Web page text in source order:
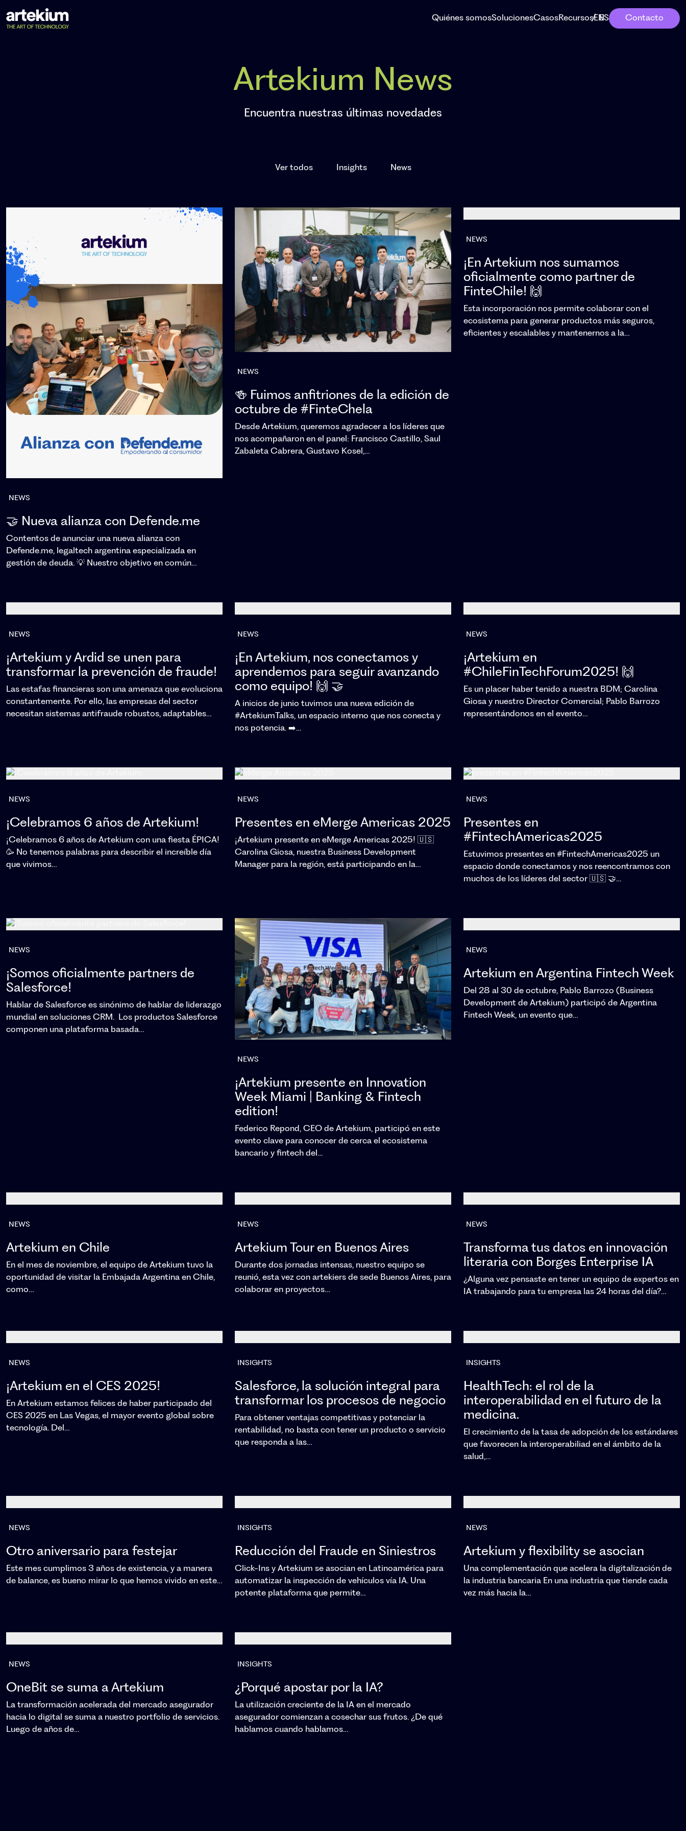
Quiénes somosSolucionesCasosRecursosENES Contacto
Artekium News
Encuentra nuestras últimas novedades
Ver todos Insights News
NEWS
🤝 Nueva alianza con Defende.me
Contentos de anunciar una nueva alianza con
Defende.me, legaltech argentina especializada en
gestión de deuda. 💡 Nuestro objetivo en común…
NEWS
🍻 Fuimos anfitriones de la edición de
octubre de #FinteChela
Desde Artekium, queremos agradecer a los líderes que
nos acompañaron en el panel: Francisco Castillo, Saul
Zabaleta Cabrera, Gustavo Kosel,…
NEWS
¡En Artekium nos sumamos
oficialmente como partner de
FinteChile! 🙌
Esta incorporación nos permite colaborar con el
ecosistema para generar productos más seguros,
eficientes y escalables y mantenernos a la…
NEWS
¡Artekium y Ardid se unen para
transformar la prevención de fraude!
Las estafas financieras son una amenaza que evoluciona
constantemente. Por ello, las empresas del sector
necesitan sistemas antifraude robustos, adaptables…
NEWS
¡En Artekium, nos conectamos y
aprendemos para seguir avanzando
como equipo! 🙌 🤝
A inicios de junio tuvimos una nueva edición de
#ArtekiumTalks, un espacio interno que nos conecta y
nos potencia. ➡️…
NEWS
¡Artekium en
#ChileFinTechForum2025! 🙌
Es un placer haber tenido a nuestra BDM; Carolina
Giosa y nuestro Director Comercial; Pablo Barrozo
representándonos en el evento…
NEWS
¡Celebramos 6 años de Artekium!
¡Celebramos 6 años de Artekium con una fiesta ÉPICA!
🥳 No tenemos palabras para describir el increíble día
que vivimos…
NEWS
Presentes en eMerge Americas 2025
¡Artekium presente en eMerge Americas 2025! 🇺🇸
Carolina Giosa, nuestra Business Development
Manager para la región, está participando en la…
NEWS
Presentes en
#FintechAmericas2025
Estuvimos presentes en #FintechAmericas2025 un
espacio donde conectamos y nos reencontramos con
muchos de los líderes del sector 🇺🇸 🤝…
NEWS
¡Somos oficialmente partners de
Salesforce!
Hablar de Salesforce es sinónimo de hablar de liderazgo
mundial en soluciones CRM. Los productos Salesforce
componen una plataforma basada…
NEWS
¡Artekium presente en Innovation
Week Miami | Banking & Fintech
edition!
Federico Repond, CEO de Artekium, participó en este
evento clave para conocer de cerca el ecosistema
bancario y fintech del…
NEWS
Artekium en Argentina Fintech Week
Del 28 al 30 de octubre, Pablo Barrozo (Business
Development de Artekium) participó de Argentina
Fintech Week, un evento que…
NEWS
Artekium en Chile
En el mes de noviembre, el equipo de Artekium tuvo la
oportunidad de visitar la Embajada Argentina en Chile,
como…
NEWS
Artekium Tour en Buenos Aires
Durante dos jornadas intensas, nuestro equipo se
reunió, esta vez con artekiers de sede Buenos Aires, para
colaborar en proyectos…
NEWS
Transforma tus datos en innovación
literaria con Borges Enterprise IA
¿Alguna vez pensaste en tener un equipo de expertos en
IA trabajando para tu empresa las 24 horas del día?…
NEWS
¡Artekium en el CES 2025!
En Artekium estamos felices de haber participado del
CES 2025 en Las Vegas, el mayor evento global sobre
tecnología. Del…
INSIGHTS
Salesforce, la solución integral para
transformar los procesos de negocio
Para obtener ventajas competitivas y potenciar la
rentabilidad, no basta con tener un producto o servicio
que responda a las…
INSIGHTS
HealthTech: el rol de la
interoperabilidad en el futuro de la
medicina.
El crecimiento de la tasa de adopción de los estándares
que favorecen la interoperabiliad en el ámbito de la
salud,…
NEWS
Otro aniversario para festejar
Este mes cumplimos 3 años de existencia, y a manera
de balance, es bueno mirar lo que hemos vivido en este…
INSIGHTS
Reducción del Fraude en Siniestros
Click-Ins y Artekium se asocian en Latinoamérica para
automatizar la inspección de vehículos vía IA. Una
potente plataforma que permite…
NEWS
Artekium y flexibility se asocian
Una complementación que acelera la digitalización de
la industria bancaria En una industria que tiende cada
vez más hacia la…
NEWS
OneBit se suma a Artekium
La transformación acelerada del mercado asegurador
hacia lo digital se suma a nuestro portfolio de servicios.
Luego de años de…
INSIGHTS
¿Porqué apostar por la IA?
La utilización creciente de la IA en el mercado
asegurador comienzan a cosechar sus frutos. ¿De qué
hablamos cuando hablamos…